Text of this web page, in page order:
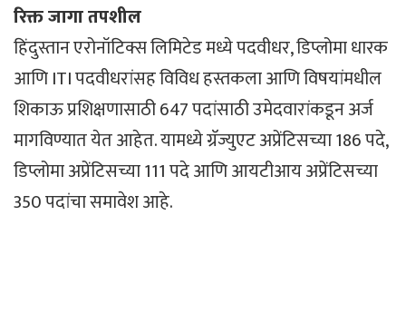
रिक्त जागा तपशील
हिंदुस्तान एरोनॉटिक्स लिमिटेड मध्ये पदवीधर, डिप्लोमा धारक
आणि ITI पदवीधरांसह विविध हस्तकला आणि विषयांमधील
शिकाऊ प्रशिक्षणासाठी 647 पदांसाठी उमेदवारांकडून अर्ज
मागविण्यात येत आहेत. यामध्ये ग्रॅज्युएट अप्रेंटिसच्या 186 पदे,
डिप्लोमा अप्रेंटिसच्या 111 पदे आणि आयटीआय अप्रेंटिसच्या
350 पदांचा समावेश आहे.